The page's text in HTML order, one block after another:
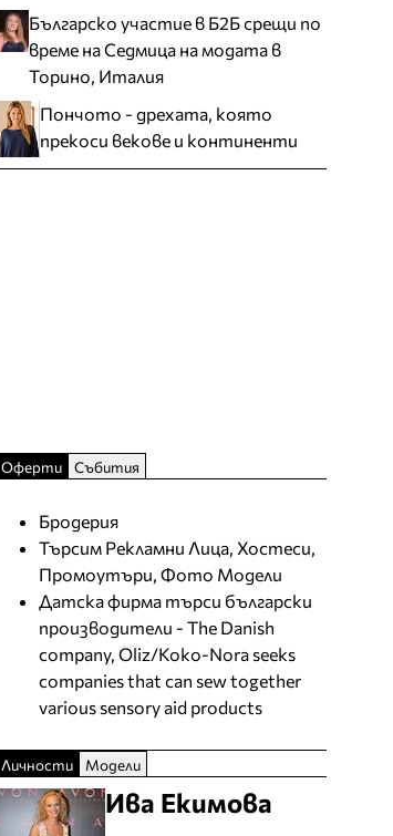
Българско участие в Б2Б срещи по
време на Седмица на модата в
Торино, Италия
Пончото - дрехата, която
прекоси векове и континенти
Оферти Събития
Бродерия
Търсим Рекламни Лица, Хостеси,
Промоутъри, Фото Модели
Датска фирма търси български
производители - The Danish
company, Oliz/Koko-Nora seeks
companies that can sew together
various sensory aid products
Личности Модели
Ива Екимова